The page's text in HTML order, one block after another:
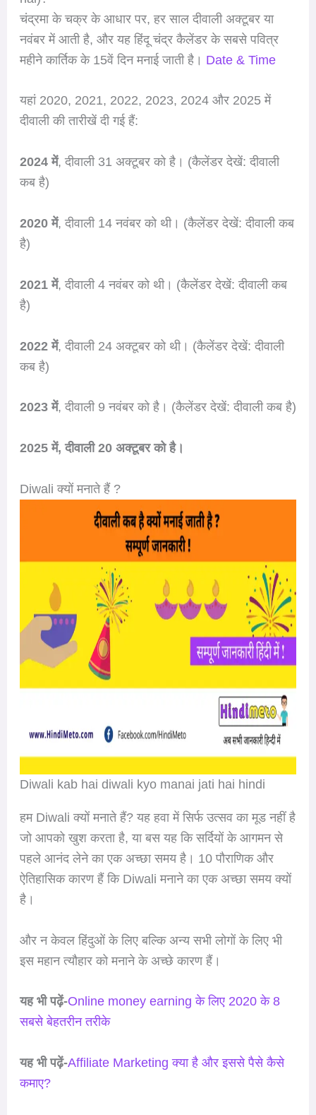
चंद्रमा के चक्र के आधार पर, हर साल दीवाली अक्टूबर या
नवंबर में आती है, और यह हिंदू चंद्र कैलेंडर के सबसे पवित्र
महीने कार्तिक के 15वें दिन मनाई जाती है। Date & Time
यहां 2020, 2021, 2022, 2023, 2024 और 2025 में
दीवाली की तारीखें दी गई हैं:
2024 में, दीवाली 31 अक्टूबर को है। (कैलेंडर देखें: दीवाली
कब है)
2020 में, दीवाली 14 नवंबर को थी। (कैलेंडर देखें: दीवाली कब
है)
2021 में, दीवाली 4 नवंबर को थी। (कैलेंडर देखें: दीवाली कब
है)
2022 में, दीवाली 24 अक्टूबर को थी। (कैलेंडर देखें: दीवाली
कब है)
2023 में, दीवाली 9 नवंबर को है। (कैलेंडर देखें: दीवाली कब है)
2025 में, दीवाली 20 अक्टूबर को है।
Diwali क्यों मनाते हैं ?
Diwali kab hai diwali kyo manai jati hai hindi
हम Diwali क्यों मनाते हैं? यह हवा में सिर्फ उत्सव का मूड नहीं है
जो आपको खुश करता है, या बस यह कि सर्दियों के आगमन से
पहले आनंद लेने का एक अच्छा समय है। 10 पौराणिक और
ऐतिहासिक कारण हैं कि Diwali मनाने का एक अच्छा समय क्यों
है।
और न केवल हिंदुओं के लिए बल्कि अन्य सभी लोगों के लिए भी
इस महान त्यौहार को मनाने के अच्छे कारण हैं।
यह भी पढ़ें-Online money earning के लिए 2020 के 8
सबसे बेहतरीन तरीके
यह भी पढ़ें-Affiliate Marketing क्या है और इससे पैसे कैसे
कमाए?